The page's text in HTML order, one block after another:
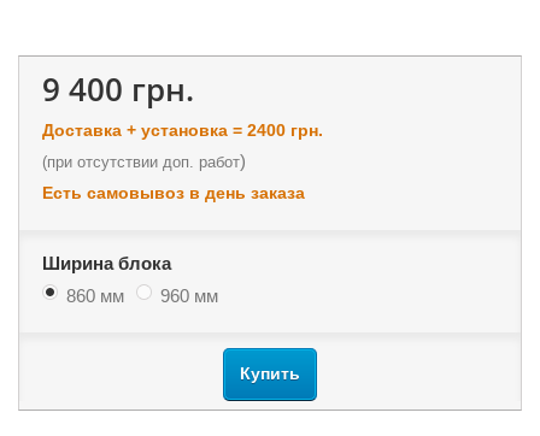
9 400 грн.
Доставка + установка = 2400 грн.
(при отсутствии доп. работ)
Есть самовывоз в день заказа
Ширина блока
860 мм
960 мм
Купить